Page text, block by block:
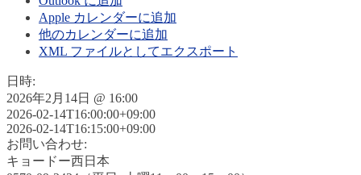
Apple カレンダーに追加
他のカレンダーに追加
XML ファイルとしてエクスポート
日時:
2026年2月14日 @ 16:00
2026-02-14T16:00:00+09:00
2026-02-14T16:15:00+09:00
お問い合わせ:
キョードー西日本